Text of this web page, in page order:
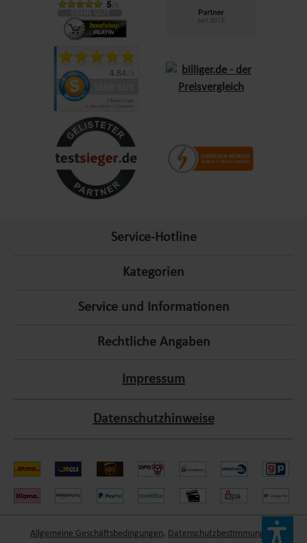
diam nonumy eirmod tempor invidunt ut labore et dolore
magna aliquyam erat, sed diam voluptua. At vero eos et
accusam et justo duo dolores et ea rebum. Stet clita kasd
gubergren, no sea takimata sanctus est Lorem ipsum dolor sit
amet. Lorem ipsum dolor sit amet, consetetur sadipscing elitr,
sed diam nonumy eirmod tempor invidunt ut labore et dolore
magna aliquyam erat, sed diam voluptua. At vero eos et
accusam et justo duo dolores et ea rebum. Stet clita kasd
gubergren, no sea takimata sanctus est Lorem ipsum dolor sit
Service-Hotline
Kategorien
Service und Informationen
Rechtliche Angaben
Impressum
Datenschutzhinweise
Allgemeine Geschäftsbedingungen, Datenschutzbestimmungen ,